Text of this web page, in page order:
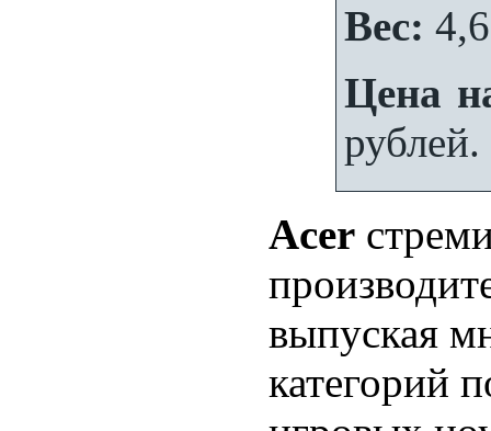
Вес:
Цена
рублей.
Acer
выпуская
категорий